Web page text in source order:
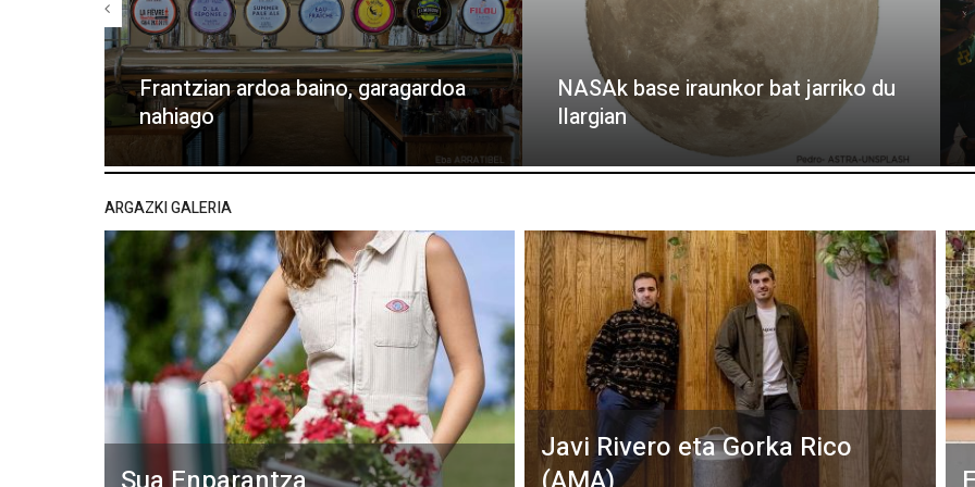
Frantzian ardoa baino, garagardoa
nahiago
NASAk base iraunkor bat jarriko du
Ilargian
ARGAZKI GALERIA
Javi Rivero eta Gorka Rico